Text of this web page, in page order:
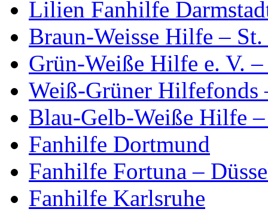
Lilien Fanhilfe
Braun-Weisse Hilfe –
Grün-Weiße Hilfe e. V.
Weiß-Grüner Hilfefonds
Blau-Gelb-Weiße Hilfe –
Fanhilfe Dortmund
Fanhilfe Fortuna –
Fanhilfe Karlsruhe